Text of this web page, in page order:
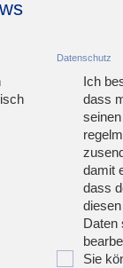
Datenschutz
Ich
dass
damit
dass
Daten
Sie